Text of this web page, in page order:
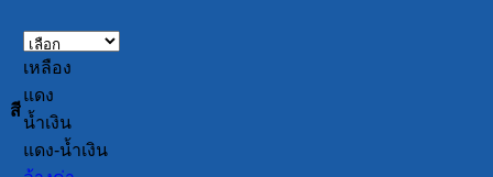
สี
เหลือง
แดง
น้ำเงิน
แดง-น้ำเงิน